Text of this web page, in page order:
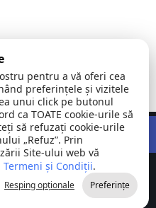
|
Tulcea
©
2026
Toate
drepturile
rezervate
Publice SRL
pentru a vă oferi cea
preferințele și vizitele
unui click pe butonul
ca TOATE cookie-urile să
să refuzați cookie-urile
„Refuz”. Prin
Site-ului web vă
Termeni și Condiții.
Resping opționale Preferințe